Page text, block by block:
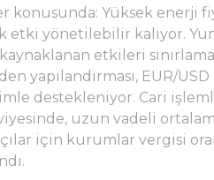
konusunda: Yüksek enerji
etki yönetilebilir kalıyor.
etkileri
yapılandırması, EUR/
destekleniyor. Cari
uzun vadeli
için kurumlar vergisi